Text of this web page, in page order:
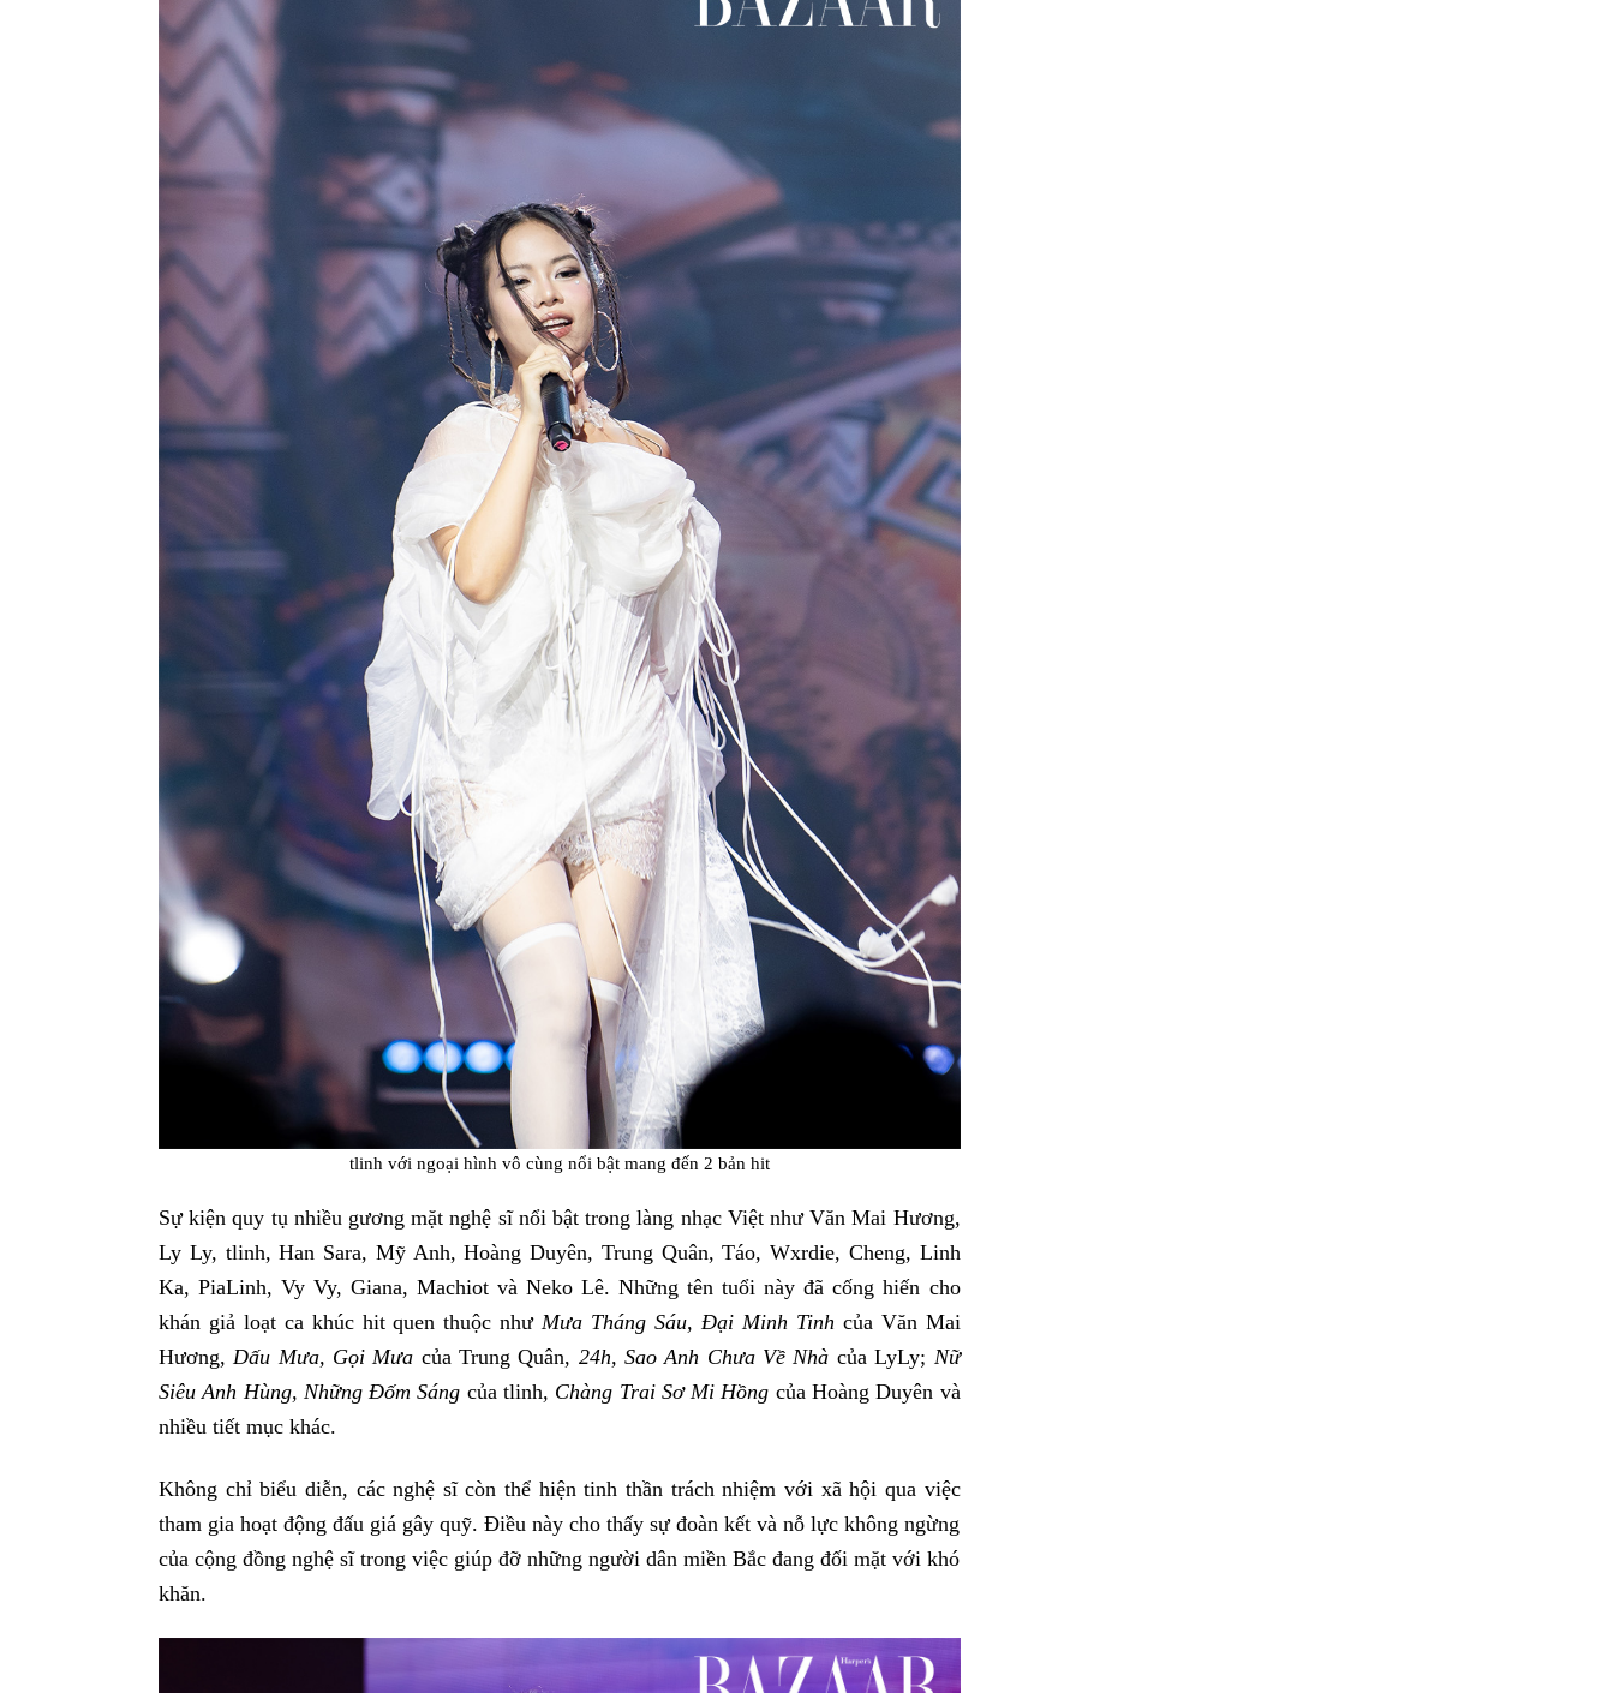
tlinh với ngoại hình vô cùng nổi bật mang đến 2 bản hit
Sự kiện quy tụ nhiều gương mặt nghệ sĩ nổi bật trong làng nhạc Việt như Văn Mai Hương,
Ly Ly, tlinh, Han Sara, Mỹ Anh, Hoàng Duyên, Trung Quân, Táo, Wxrdie, Cheng, Linh
Ka, PiaLinh, Vy Vy, Giana, Machiot và Neko Lê. Những tên tuổi này đã cống hiến cho
khán giả loạt ca khúc hit quen thuộc nhưMưa Tháng Sáu, Đại Minh Tinh của Văn Mai
Hương,Dấu Mưa, Gọi Mưa của Trung Quân, 24h, Sao Anh Chưa Về Nhà của LyLy; Nữ
Siêu Anh Hùng, Những Đốm Sáng của tlinh, Chàng Trai Sơ Mi Hồng của Hoàng Duyên và
nhiều tiết mục khác.
Không chỉ biểu diễn, các nghệ sĩ còn thể hiện tinh thần trách nhiệm với xã hội qua việc
tham gia hoạt động đấu giá gây quỹ. Điều này cho thấy sự đoàn kết và nỗ lực không ngừng
của cộng đồng nghệ sĩ trong việc giúp đỡ những người dân miền Bắc đang đối mặt với khó
khăn.